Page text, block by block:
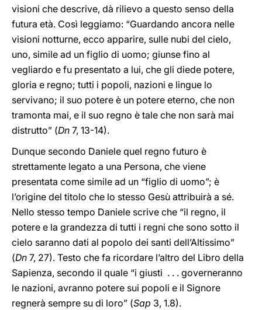
visioni che descrive, dà rilievo a questo senso della
futura età. Così leggiamo: “Guardando ancora nelle
visioni notturne, ecco apparire, sulle nubi del cielo,
uno, simile ad un figlio di uomo; giunse fino al
vegliardo e fu presentato a lui, che gli diede potere,
gloria e regno; tutti i popoli, nazioni e lingue lo
servivano; il suo potere è un potere eterno, che non
tramonta mai, e il suo regno è tale che non sarà mai
distrutto” (Dn 7, 13-14).
Dunque secondo Daniele quel regno futuro è
strettamente legato a una Persona, che viene
presentata come simile ad un “figlio di uomo”; è
l’origine del titolo che lo stesso Gesù attribuirà a sé.
Nello stesso tempo Daniele scrive che “il regno, il
potere e la grandezza di tutti i regni che sono sotto il
cielo saranno dati al popolo dei santi dell’Altissimo”
(Dn 7, 27). Testo che fa ricordare l’altro del Libro della
Sapienza, secondo il quale “i giusti . . . governeranno
le nazioni, avranno potere sui popoli e il Signore
regnerà sempre su di loro” (Sap 3, 1.8).